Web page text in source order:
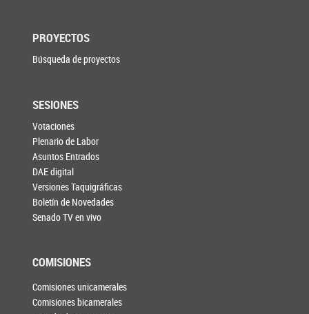
PROYECTOS
Búsqueda de proyectos
SESIONES
Votaciones
Plenario de Labor
Asuntos Entrados
DAE digital
Versiones Taquigráficas
Boletín de Novedades
Senado TV en vivo
COMISIONES
Comisiones unicamerales
Comisiones bicamerales